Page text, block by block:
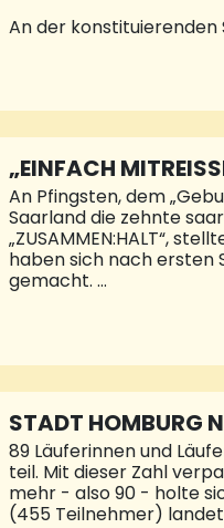
An der konstituierenden
Bürgerinitiative
nächste Treffen der
gegeben. Alle
anzuschließen. ©
„EINFACH
An Pfingsten, dem
Saarland die zehnte
„ZUSAMMEN:HALT“,
haben sich nach ersten
gemacht.
„Es gibt so viele tolle
den Abend bereits
rätseln als
„Schatz der
schwe
STADT HOMBURG
89 Läuferinnen und
teil. Mit dieser Zahl
mehr - also 90 - holte
(455 Teilnehmer)